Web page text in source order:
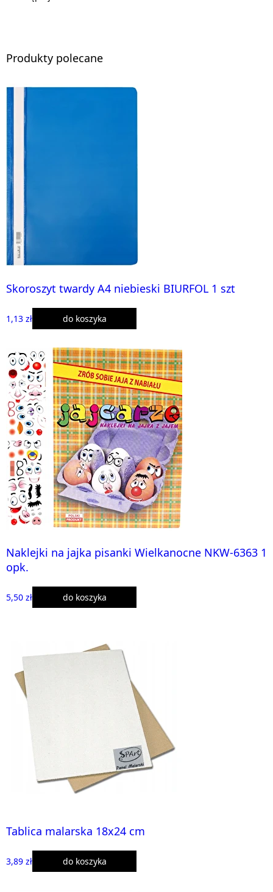
Produkty polecane
Skoroszyt twardy A4 niebieski BIURFOL 1 szt
1,13 zł do koszyka
Naklejki na jajka pisanki Wielkanocne NKW-6363 1
opk.
5,50 zł do koszyka
Tablica malarska 18x24 cm
3,89 zł do koszyka